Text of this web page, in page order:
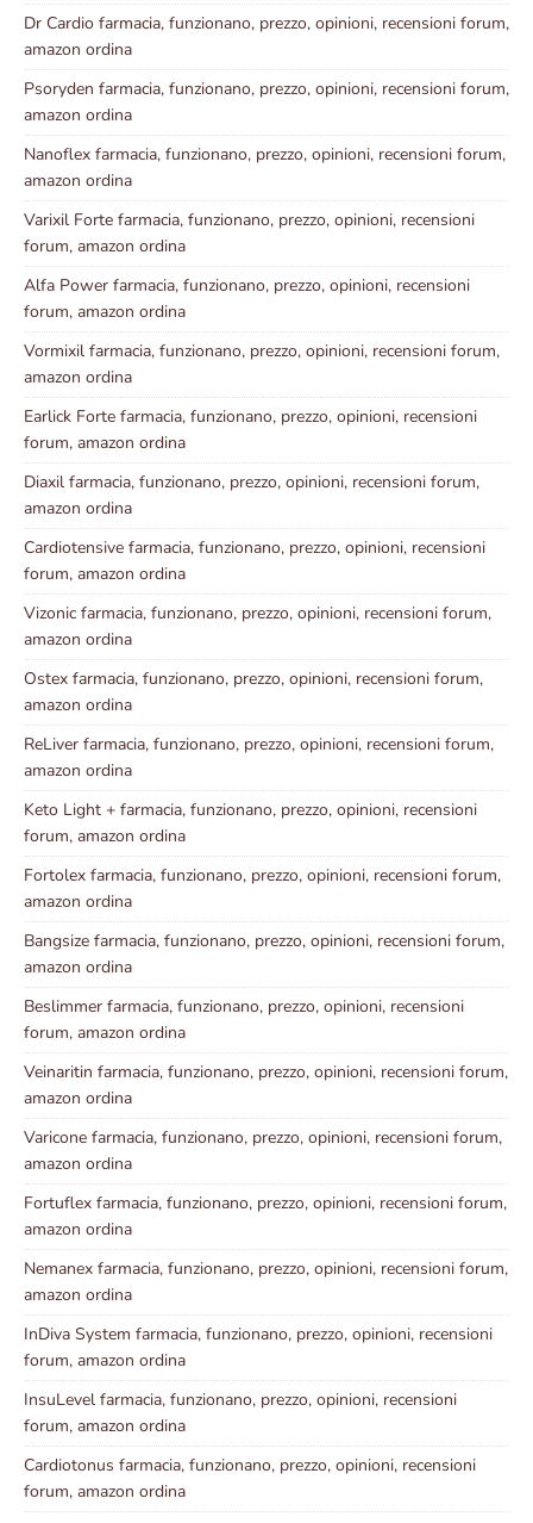
Dr Cardio farmacia, funzionano, prezzo, opinioni, recensioni forum,
amazon ordina
Psoryden farmacia, funzionano, prezzo, opinioni, recensioni forum,
amazon ordina
Nanoflex farmacia, funzionano, prezzo, opinioni, recensioni forum,
amazon ordina
Varixil Forte farmacia, funzionano, prezzo, opinioni, recensioni
forum, amazon ordina
Alfa Power farmacia, funzionano, prezzo, opinioni, recensioni
forum, amazon ordina
Vormixil farmacia, funzionano, prezzo, opinioni, recensioni forum,
amazon ordina
Earlick Forte farmacia, funzionano, prezzo, opinioni, recensioni
forum, amazon ordina
Diaxil farmacia, funzionano, prezzo, opinioni, recensioni forum,
amazon ordina
Cardiotensive farmacia, funzionano, prezzo, opinioni, recensioni
forum, amazon ordina
Vizonic farmacia, funzionano, prezzo, opinioni, recensioni forum,
amazon ordina
Ostex farmacia, funzionano, prezzo, opinioni, recensioni forum,
amazon ordina
ReLiver farmacia, funzionano, prezzo, opinioni, recensioni forum,
amazon ordina
Keto Light + farmacia, funzionano, prezzo, opinioni, recensioni
forum, amazon ordina
Fortolex farmacia, funzionano, prezzo, opinioni, recensioni forum,
amazon ordina
Bangsize farmacia, funzionano, prezzo, opinioni, recensioni forum,
amazon ordina
Beslimmer farmacia, funzionano, prezzo, opinioni, recensioni
forum, amazon ordina
Veinaritin farmacia, funzionano, prezzo, opinioni, recensioni forum,
amazon ordina
Varicone farmacia, funzionano, prezzo, opinioni, recensioni forum,
amazon ordina
Fortuflex farmacia, funzionano, prezzo, opinioni, recensioni forum,
amazon ordina
Nemanex farmacia, funzionano, prezzo, opinioni, recensioni forum,
amazon ordina
InDiva System farmacia, funzionano, prezzo, opinioni, recensioni
forum, amazon ordina
InsuLevel farmacia, funzionano, prezzo, opinioni, recensioni
forum, amazon ordina
Cardiotonus farmacia, funzionano, prezzo, opinioni, recensioni
forum, amazon ordina